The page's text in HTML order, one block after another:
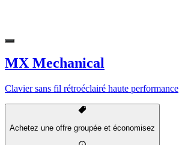
MX Mechanical
Clavier sans fil rétroéclairé haute performance
Achetez une offre groupée et économisez